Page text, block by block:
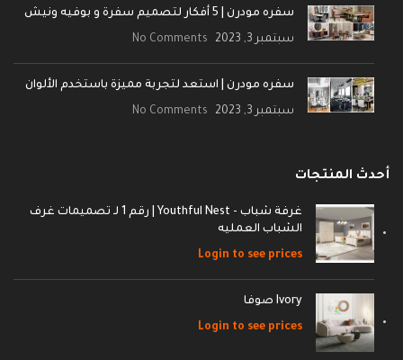
سفره مودرن | 5 أفكار لتصميم سفرة و بوفيه ونيش
سبتمبر 3, 2023 No Comments
سفره مودرن | استعد لتجربة مميزة باستخدم الألوان
سبتمبر 3, 2023 No Comments
أحدث المنتجات
غرفة شباب - Youthful Nest | رقم 1 لـ تصميمات غرف
الشباب العمليه
Login to see prices
Ivory صوفا
Login to see prices